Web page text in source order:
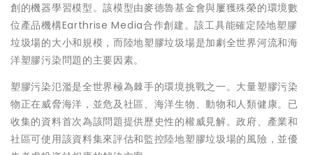
創的機器學習模型。該模型由麥德魯基金會與屢獲殊榮的環境數
位產品機構Earthrise Media合作創建。該工具能確定陸地塑膠
垃圾場的大小和規模，而陸地塑膠垃圾場是加劇全世界河流和海
洋塑膠污染問題的主要因素。
塑膠污染氾濫是全世界極為棘手的環境挑戰之一。大量塑膠污染
物正在威脅海洋，並危及社區、海洋生物、動物和人類健康。已
收集的資料首次為該問題提供歷史性的權威見解。政府、產業和
社區可使用該資料集來評估和監控陸地塑膠垃圾場的風險，並優